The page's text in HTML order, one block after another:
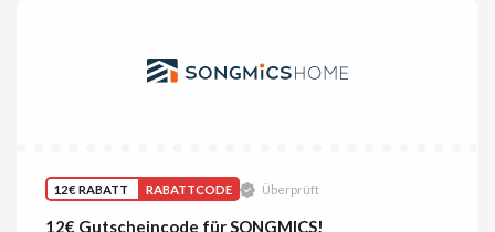
12€ RABATT RABATTCODE Überprüft
12€ Gutscheincode für SONGMICS!